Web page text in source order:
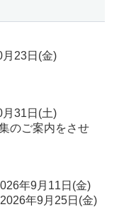
23日(金)
31日(土)
のご案内をさせ
年9月11日(金)
年9月25日(金)